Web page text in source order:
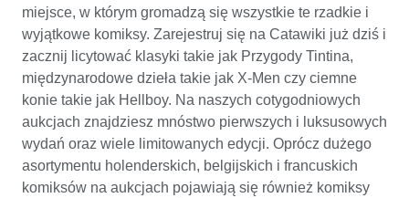
miejsce, w którym gromadzą się wszystkie te rzadkie i
wyjątkowe komiksy. Zarejestruj się na Catawiki już dziś i
zacznij licytować klasyki takie jak Przygody Tintina,
międzynarodowe dzieła takie jak X-Men czy ciemne
konie takie jak Hellboy. Na naszych cotygodniowych
aukcjach znajdziesz mnóstwo pierwszych i luksusowych
wydań oraz wiele limitowanych edycji. Oprócz dużego
asortymentu holenderskich, belgijskich i francuskich
komiksów na aukcjach pojawiają się również komiksy